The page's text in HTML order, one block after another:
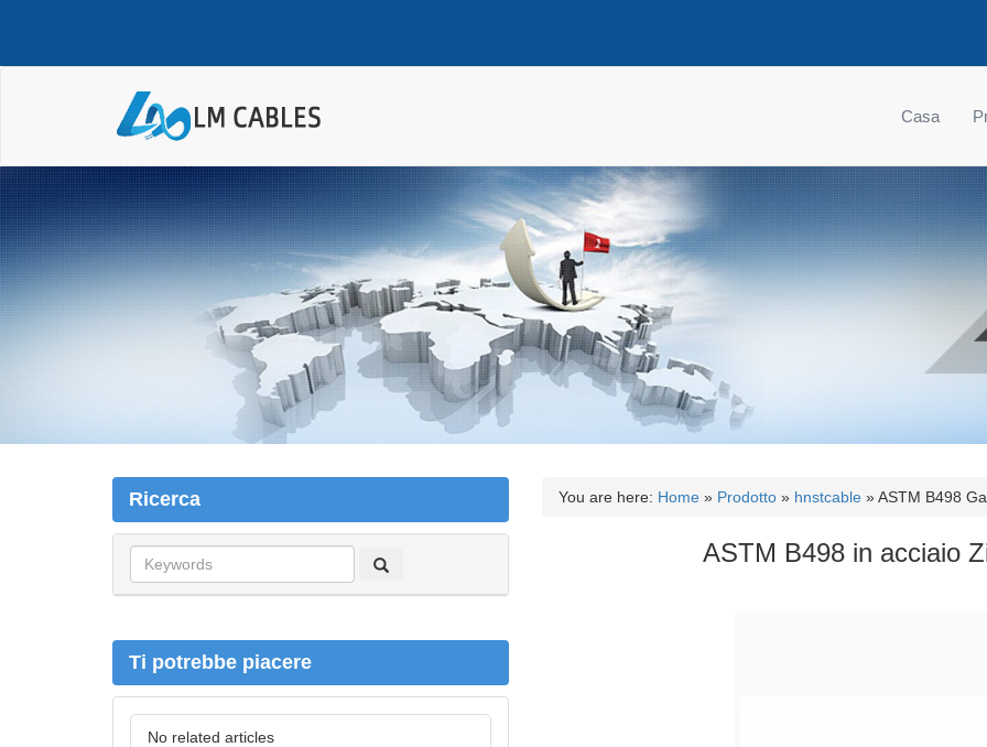
Casa
You are here: Home » Prodotto » hnstcable »ASTM B498
ASTM B498 in acciaio
Ricerca
i
c
r
c
a
Ti potrebbe piacere
No related articles